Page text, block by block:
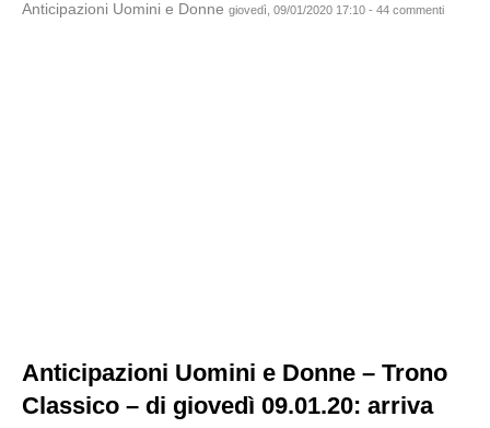
Anticipazioni Uomini e Donne giovedì, 09/01/2020 17:10 - 44 commenti
Anticipazioni Uomini e Donne – Trono
Classico – di giovedì 09.01.20: arriva